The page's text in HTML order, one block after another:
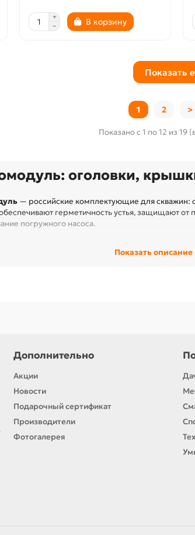
В корзину
Показать
1 2 >
Показано с 1 по 12 из 19
оголовки,
— российские комплектующие для скважин:
герметичность устья, защищают
погружного насоса.
материалы и крепёж, удобная установка.
Показать
Дополнительно
Акции
Новости
Подарочный сертификат
Производители
Фотогалерея